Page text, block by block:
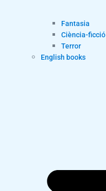
Fantasia
Ciència-ficció
Terror
English books